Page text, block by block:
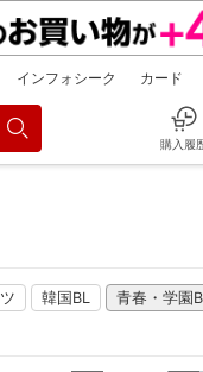
インフォシーク カード
購入履
韓国BL 青春・学園